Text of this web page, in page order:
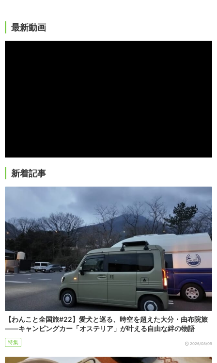
最新動画
新着記事
【わんこと全国旅#22】愛犬と巡る、時空を超えた大分・由布院旅
――キャンピングカー「オステリア」が叶える自由な絆の物語
特集 2026/08/09